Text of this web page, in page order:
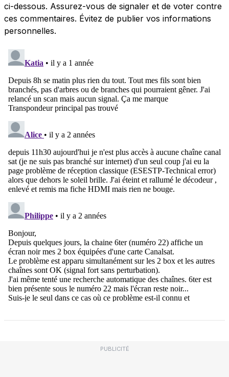
ci-dessous. Assurez-vous de signaler et de voter contre
ces commentaires. Évitez de publier vos informations
personnelles.
PUBLICITÉ